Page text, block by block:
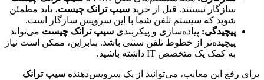
سازگار نیستند. قبل از خرید سیپ ترانک چیست، باید مطمئن
شوید که سیستم تلفن شما با این سرویس سازگار است.
پیچیدگی: پیاده‌سازی و پیکربندی سیپ ترانک چیست می‌تواند
پیچیده‌تر از خطوط تلفن سنتی باشد. بنابراین، ممکن است نیاز
به کمک یک متخصص IT داشته باشید.
برای رفع این معایب، می‌توانید از یک سرویس‌دهنده سیپ ترانک